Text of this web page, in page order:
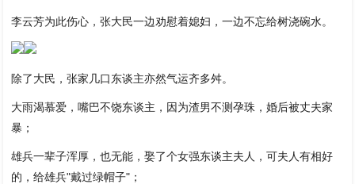
李云芳为此伤心，张大民一边劝慰着媳妇，一边不忘给树浇碗水。
除了大民，张家几口东谈主亦然气运齐多舛。
大雨渴慕爱，嘴巴不饶东谈主，因为渣男不测孕珠，婚后被丈夫家
暴；
雄兵一辈子浑厚，也无能，娶了个女强东谈主夫人，可夫人有相好
的，给雄兵"戴过绿帽子"；